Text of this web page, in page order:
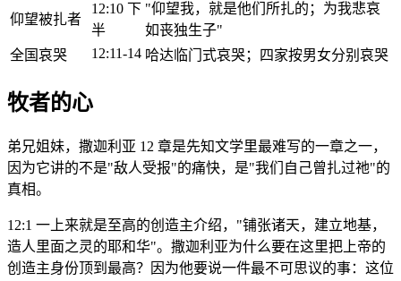
仰望被扎者
12:10 下
半
"仰望我，就是他们所扎的；为我悲哀
如丧独生子"
全国哀哭
12:11-14 哈达临门式哀哭；四家按男女分别哀哭
牧者的心
弟兄姐妹，撒迦利亚 12 章是先知文学里最难写的一章之一，
因为它讲的不是"敌人受报"的痛快，是"我们自己曾扎过祂"的
真相。
12:1 一上来就是至高的创造主介绍，"铺张诸天，建立地基，
造人里面之灵的耶和华"。撒迦利亚为什么要在这里把上帝的
创造主身份顶到最高？因为他要说一件最不可思议的事：这位